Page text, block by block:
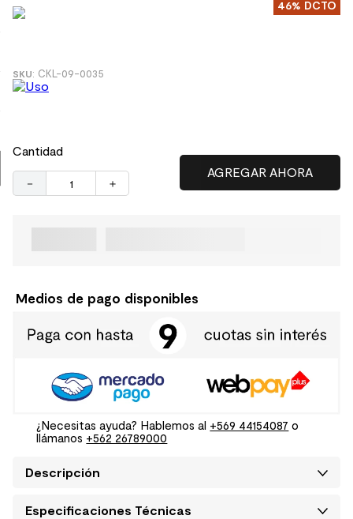
46% DCTO
: CKL-09-0035
Cantidad
＋
－
Medios de pago disponibles
¿Necesitas ayuda? Hablemos al +569 44154087 o
llámanos +562 26789000
Descripción
Especificaciones Técnicas